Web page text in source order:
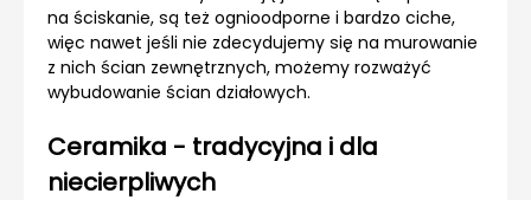
na ściskanie, są też ognioodporne i bardzo ciche,
więc nawet jeśli nie zdecydujemy się na murowanie
z nich ścian zewnętrznych, możemy rozważyć
wybudowanie ścian działowych.
Ceramika - tradycyjna i dla
niecierpliwych